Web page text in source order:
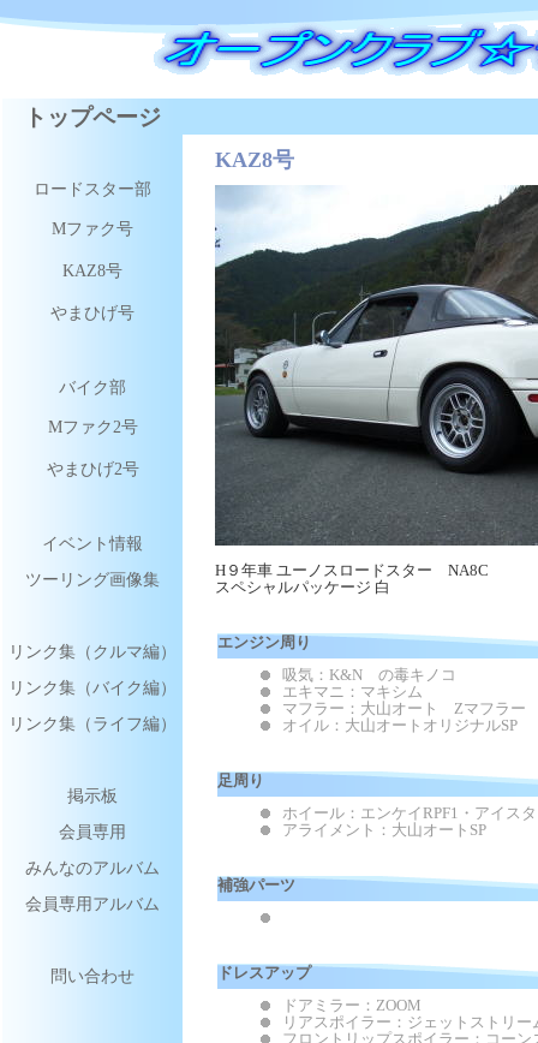
トップページ
ロードスター部
Mファク号
KAZ8号
やまひげ号
バイク部
Mファク2号
やまひげ2号
イベント情報
ツーリング画像集
リンク集（クルマ編）
リンク集（バイク編）
リンク集（ライフ編）
掲示板
会員専用
みんなのアルバム
会員専用アルバム
問い合わせ
KAZ8号
H９年車 ユーノスロードスター NA8C
スペシャルパッケージ 白
エンジン周り
吸気：K&N の毒キノコ
エキマニ：マキシム
マフラー：大山オート Zマフラー
オイル：大山オートオリジナルSP
足周り
ホイール：エンケイRPF1・アイス
アライメント：大山オートSP
補強パーツ
ドレスアップ
ドアミラー：ZOOM
リアスポイラー：ジェットストリ
フロントリップスポイラー：コーン